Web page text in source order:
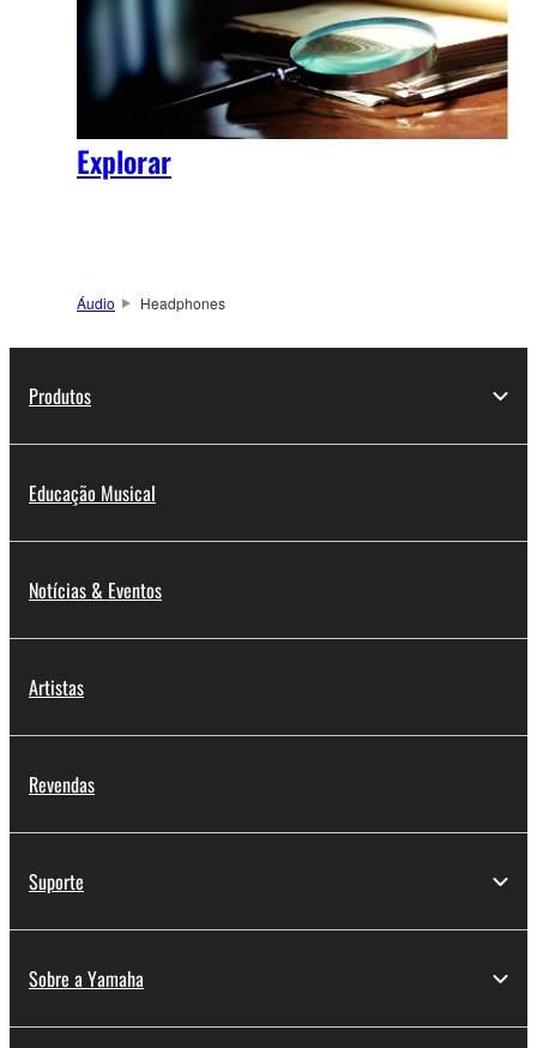
Explorar
Áudio Headphones
Produtos
Educação Musical
Notícias & Eventos
Artistas
Revendas
Suporte
Sobre a Yamaha